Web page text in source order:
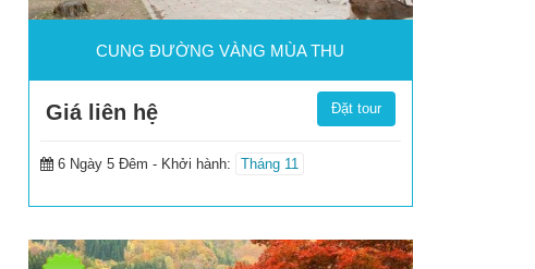
CUNG ĐƯỜNG VÀNG MÙA THU
Giá liên hệ Đặt tour
6 Ngày 5 Đêm - Khởi hành: Tháng 11